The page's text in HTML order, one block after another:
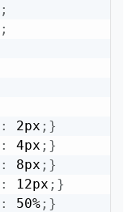
;
;
: 2px ; }
: 4px ; }
: 8px ; }
: 12px ; }
: 50%; }